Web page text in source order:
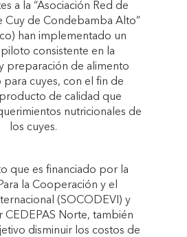
a la “Asociación Red de
Cuy de Condebamba Alto”
han implementado un
consistente en la
preparación de alimento
para cuyes, con el fin de
de calidad que
nutricionales de
los cuyes.
que es financiado por la
la Cooperación y el
(SOCODEVI) y
Norte, también
disminuir los costos de